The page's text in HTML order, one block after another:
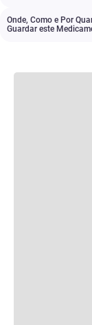
Onde, Como e Por
Guardar este